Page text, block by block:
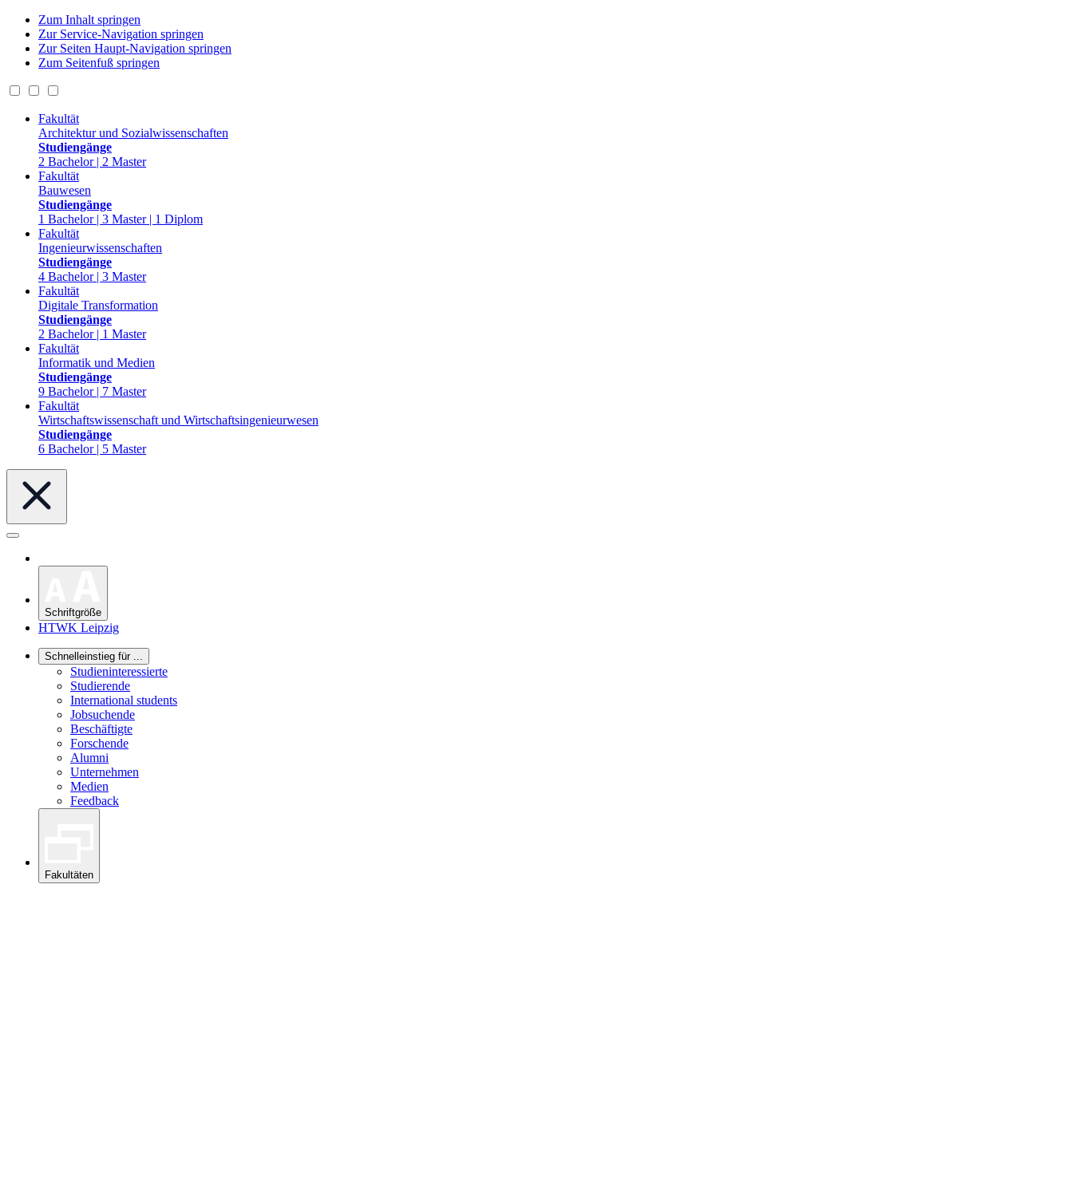
Zum Inhalt springen
Zur Service-Navigation springen
Zur Seiten Haupt-Navigation springen
Zum Seitenfuß springen
Fakultät
Architektur und Sozialwissenschaften
Studiengänge
2 Bachelor | 2 Master
Fakultät
Bauwesen
Studiengänge
1 Bachelor | 3 Master | 1 Diplom
Fakultät
Ingenieurwissenschaften
Studiengänge
4 Bachelor | 3 Master
Fakultät
Digitale Transformation
Studiengänge
2 Bachelor | 1 Master
Fakultät
Informatik und Medien
Studiengänge
9 Bachelor | 7 Master
Fakultät
Wirtschaftswissenschaft und Wirtschaftsingenieurwesen
Studiengänge
6 Bachelor | 5 Master
Schriftgröße
HTWK Leipzig
Schnelleinstieg für ...
Studieninteressierte
Studierende
International students
Jobsuchende
Beschäftigte
Forschende
Alumni
Unternehmen
Medien
Feedback
Fakultäten